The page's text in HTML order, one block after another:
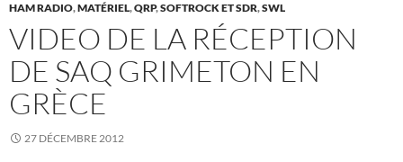
HAM RADIO,MATÉRIEL,QRP,SOFTROCK ET SDR,SWL
VIDEO DE LA RÉCEPTION
DE SAQ GRIMETON EN
GRÈCE
27 DÉCEMBRE 2012